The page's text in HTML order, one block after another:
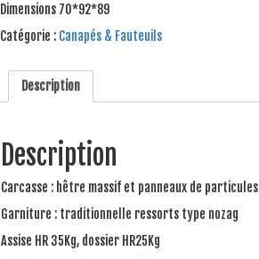
Dimensions 70*92*89
Catégorie : Canapés & Fauteuils
Description
Description
Carcasse : hêtre massif et panneaux de particules
Garniture : traditionnelle ressorts type nozag
Assise HR 35Kg, dossier HR25Kg